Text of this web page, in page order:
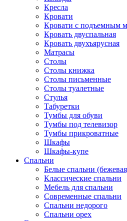
Кресла
Кровати
Кровати с подъемным
Кровать двуспальная
Кровать двухъярусная
Матрасы
Столы
Столы книжка
Столы письменные
Столы туалетные
Стулья
Табуретки
Тумбы для обуви
Тумбы под телевизор
Тумбы прикроватные
Шкафы
Шкафы-купе
Спальни
Белые спальни
Классические спальни
Мебель для спальни
Современные спальни
Спальни недорого
Спальни орех